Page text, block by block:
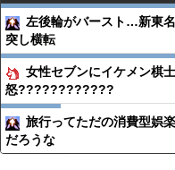
左後輪がバースト…新東
突し横転
女性セブンにイケメン棋
怒????????????
旅行ってただの消費型娯
だろうな